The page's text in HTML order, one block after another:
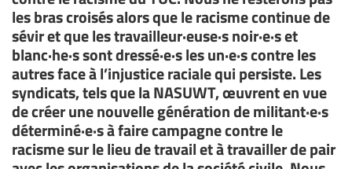
les bras croisés alors que le racisme continue de
sévir et que les travailleur·euse·s noir·e·s et
blanc·he·s sont dressé·e·s les un·e·s contre les
autres face à l’injustice raciale qui persiste. Les
syndicats, tels que la NASUWT, œuvrent en vue
de créer une nouvelle génération de militant·e·s
déterminé·e·s à faire campagne contre le
racisme sur le lieu de travail et à travailler de pair